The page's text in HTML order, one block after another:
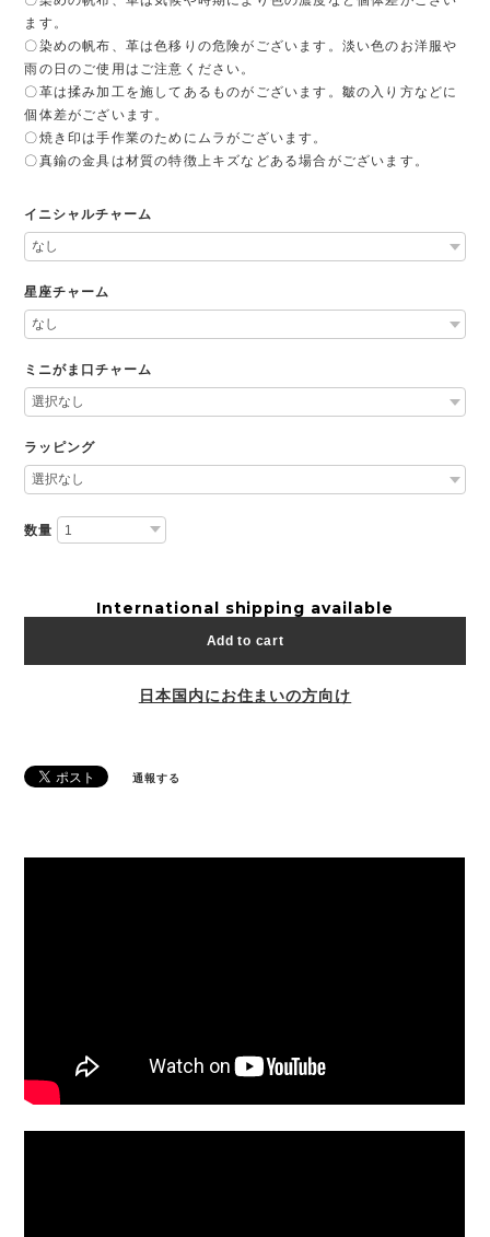
ます。
〇染めの帆布、革は色移りの危険がございます。淡い色のお洋服や
雨の日のご使用はご注意ください。
〇革は揉み加工を施してあるものがございます。皺の入り方などに
個体差がございます。
〇焼き印は手作業のためにムラがございます。
〇真鍮の金具は材質の特徴上キズなどある場合がございます。
イニシャルチャーム
星座チャーム
ミニがま口チャーム
ラッピング
数量
International shipping available
Add to cart
日本国内にお住まいの方向け
通報する